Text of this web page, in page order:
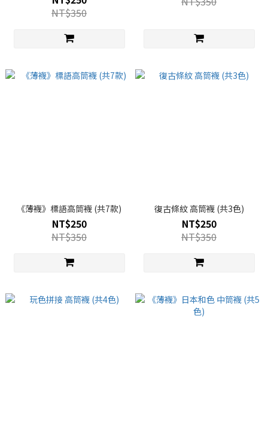
NT$350
《薄襪》標語高筒襪 (共7款)
NT$250
NT$350
復古條紋 高筒襪 (共3色)
NT$250
NT$350